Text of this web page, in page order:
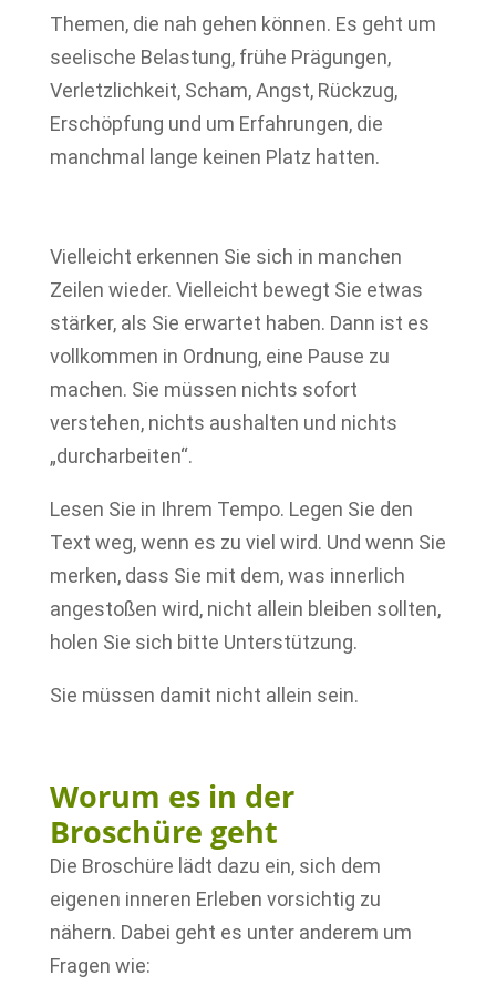
Themen, die nah gehen können. Es geht um
seelische Belastung, frühe Prägungen,
Verletzlichkeit, Scham, Angst, Rückzug,
Erschöpfung und um Erfahrungen, die
manchmal lange keinen Platz hatten.
Vielleicht erkennen Sie sich in manchen
Zeilen wieder. Vielleicht bewegt Sie etwas
stärker, als Sie erwartet haben. Dann ist es
vollkommen in Ordnung, eine Pause zu
machen. Sie müssen nichts sofort
verstehen, nichts aushalten und nichts
„durcharbeiten“.
Lesen Sie in Ihrem Tempo. Legen Sie den
Text weg, wenn es zu viel wird. Und wenn Sie
merken, dass Sie mit dem, was innerlich
angestoßen wird, nicht allein bleiben sollten,
holen Sie sich bitte Unterstützung.
Sie müssen damit nicht allein sein.
Worum es in der
Broschüre geht
Die Broschüre lädt dazu ein, sich dem
eigenen inneren Erleben vorsichtig zu
nähern. Dabei geht es unter anderem um
Fragen wie: